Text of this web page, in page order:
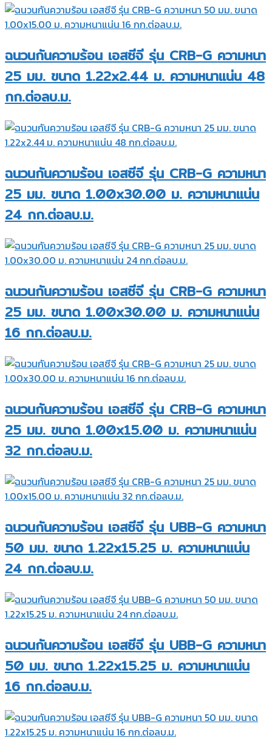
ฉนวนกันความร้อน เอสซีจี รุ่น CRB-G ความหนา
25 มม. ขนาด 1.22x2.44 ม. ความหนาแน่น 48
กก.ต่อลบ.ม.
ฉนวนกันความร้อน เอสซีจี รุ่น CRB-G ความหนา
25 มม. ขนาด 1.00x30.00 ม. ความหนาแน่น
24 กก.ต่อลบ.ม.
ฉนวนกันความร้อน เอสซีจี รุ่น CRB-G ความหนา
25 มม. ขนาด 1.00x30.00 ม. ความหนาแน่น
16 กก.ต่อลบ.ม.
ฉนวนกันความร้อน เอสซีจี รุ่น CRB-G ความหนา
25 มม. ขนาด 1.00x15.00 ม. ความหนาแน่น
32 กก.ต่อลบ.ม.
ฉนวนกันความร้อน เอสซีจี รุ่น UBB-G ความหนา
50 มม. ขนาด 1.22x15.25 ม. ความหนาแน่น
24 กก.ต่อลบ.ม.
ฉนวนกันความร้อน เอสซีจี รุ่น UBB-G ความหนา
50 มม. ขนาด 1.22x15.25 ม. ความหนาแน่น
16 กก.ต่อลบ.ม.